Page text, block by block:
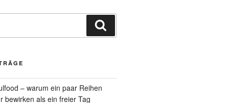
– warum ein paar Reihen
bewirken als ein freier Tag